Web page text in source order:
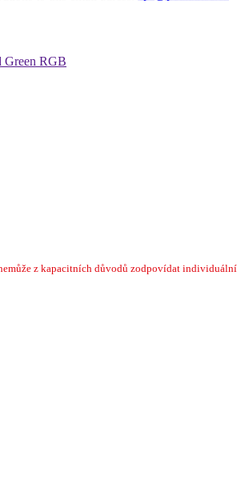
z kapacitních důvodů zodpovídat